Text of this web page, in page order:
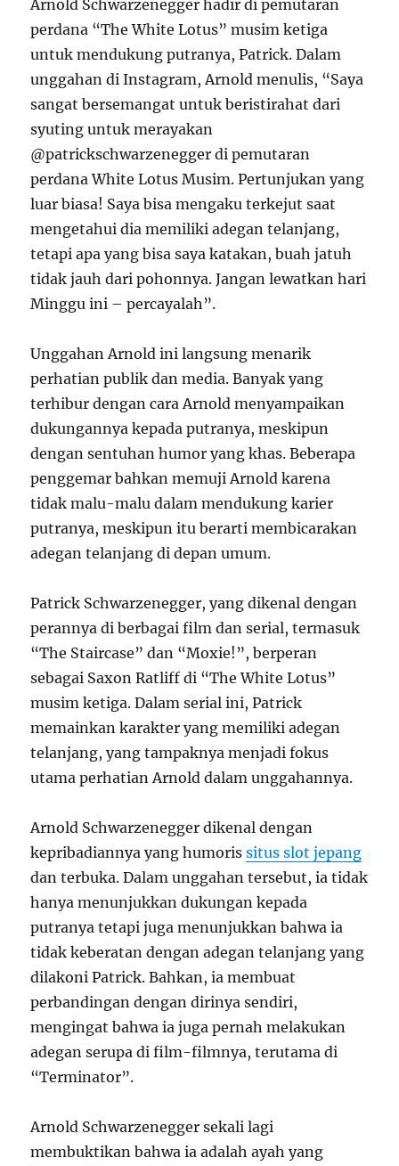
Arnold Schwarzenegger hadir di pemutaran
perdana “The White Lotus” musim ketiga
untuk mendukung putranya, Patrick. Dalam
unggahan di Instagram, Arnold menulis, “Saya
sangat bersemangat untuk beristirahat dari
syuting untuk merayakan
@patrickschwarzenegger di pemutaran
perdana White Lotus Musim. Pertunjukan yang
luar biasa! Saya bisa mengaku terkejut saat
mengetahui dia memiliki adegan telanjang,
tetapi apa yang bisa saya katakan, buah jatuh
tidak jauh dari pohonnya. Jangan lewatkan hari
Minggu ini – percayalah”.
Unggahan Arnold ini langsung menarik
perhatian publik dan media. Banyak yang
terhibur dengan cara Arnold menyampaikan
dukungannya kepada putranya, meskipun
dengan sentuhan humor yang khas. Beberapa
penggemar bahkan memuji Arnold karena
tidak malu-malu dalam mendukung karier
putranya, meskipun itu berarti membicarakan
adegan telanjang di depan umum.
Patrick Schwarzenegger, yang dikenal dengan
perannya di berbagai film dan serial, termasuk
“The Staircase” dan “Moxie!”, berperan
sebagai Saxon Ratliff di “The White Lotus”
musim ketiga. Dalam serial ini, Patrick
memainkan karakter yang memiliki adegan
telanjang, yang tampaknya menjadi fokus
utama perhatian Arnold dalam unggahannya.
Arnold Schwarzenegger dikenal dengan
kepribadiannya yang humorissitus slot jepang
dan terbuka. Dalam unggahan tersebut, ia tidak
hanya menunjukkan dukungan kepada
putranya tetapi juga menunjukkan bahwa ia
tidak keberatan dengan adegan telanjang yang
dilakoni Patrick. Bahkan, ia membuat
perbandingan dengan dirinya sendiri,
mengingat bahwa ia juga pernah melakukan
adegan serupa di film-filmnya, terutama di
“Terminator”.
Arnold Schwarzenegger sekali lagi
membuktikan bahwa ia adalah ayah yang